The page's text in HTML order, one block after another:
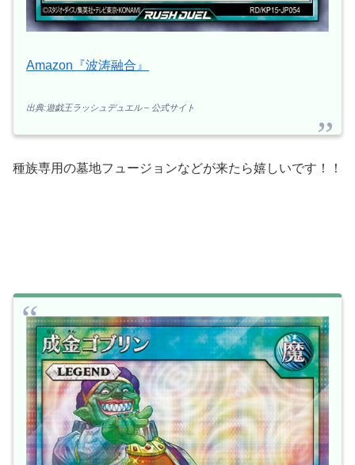
Amazon『波涛融合』
出典:遊戯王ラッシュデュエル – 公式サイト
種族専用の墓地フュージョンなどが来たら嬉しいです！！